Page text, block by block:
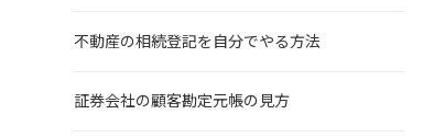
不動産の相続登記を自分でやる方法
証券会社の顧客勘定元帳の見方